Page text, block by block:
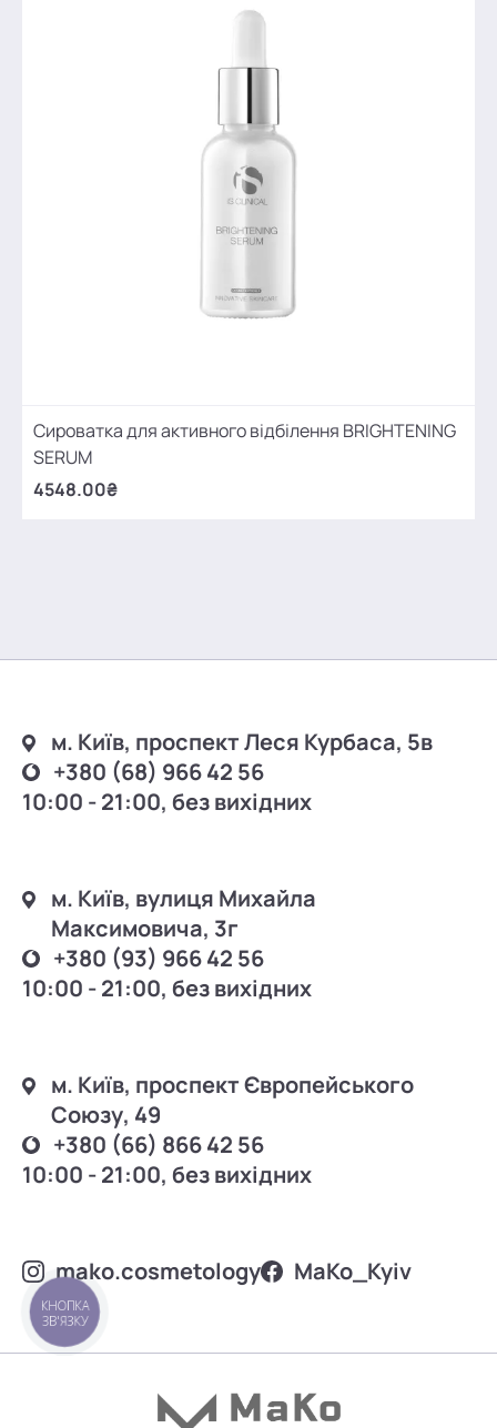
Сироватка для активного відбілення BRIGHTENING
SERUM
4548.00₴
м. Київ, проспект Леся Курбаса, 5в
+380 (68) 966 42 56
10:00 - 21:00, без вихідних
м. Київ, вулиця Михайла
Максимовича, 3г
+380 (93) 966 42 56
10:00 - 21:00, без вихідних
м. Київ, проспект Європейського
Союзу, 49
+380 (66) 866 42 56
10:00 - 21:00, без вихідних
mako.cosmetology MаKo_Kyiv
КНОПКА
ЗВ'ЯЗКУ